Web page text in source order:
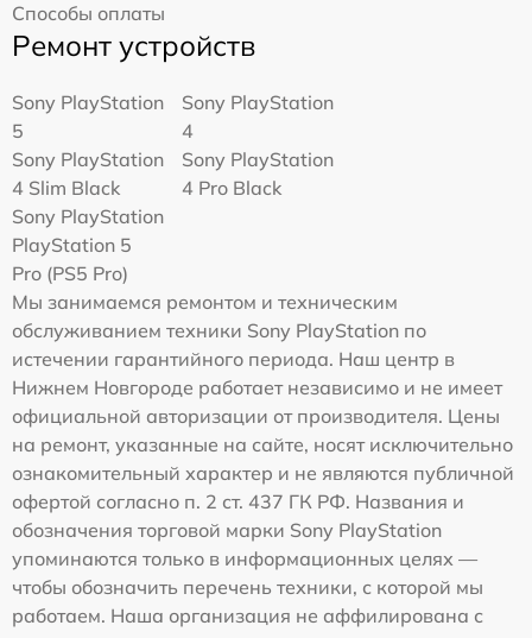
Способы оплаты
Ремонт устройств
Sony PlayStation
5
Sony PlayStation
4
Sony PlayStation
4 Slim Black
Sony PlayStation
4 Pro Black
Sony PlayStation
PlayStation 5
Pro (PS5 Pro)
Мы занимаемся ремонтом и техническим
обслуживанием техники Sony PlayStation по
истечении гарантийного периода. Наш центр в
Нижнем Новгороде работает независимо и не имеет
официальной авторизации от производителя. Цены
на ремонт, указанные на сайте, носят исключительно
ознакомительный характер и не являются публичной
офертой согласно п. 2 ст. 437 ГК РФ. Названия и
обозначения торговой марки Sony PlayStation
упоминаются только в информационных целях —
чтобы обозначить перечень техники, с которой мы
работаем. Наша организация не аффилирована с